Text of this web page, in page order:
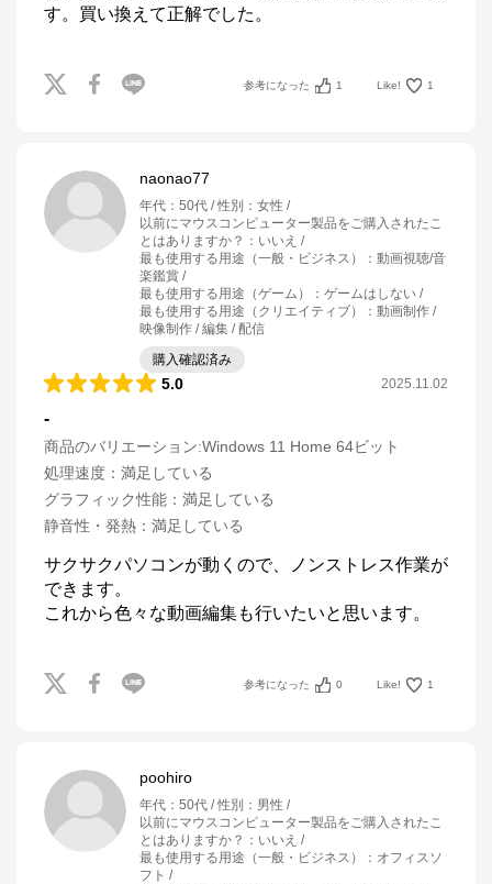
す。買い換えて正解でした。
参考になった 1 Like! 1
naonao77
年代 ： 50代 性別 ： 女性
以前にマウスコンピューター製品をご購入されたこ
とはありますか？ ： いいえ
最も使用する用途（一般・ビジネス）
： 動画視聴/音
楽鑑賞
最も使用する用途（ゲーム）
： ゲームはしない
最も使用する用途（クリエイティブ）
： 動画制作 /
映像制作 / 編集 / 配信
購入確認済み
5.0 2025.11.02
-
商品のバリエーション:Windows 11 Home 64ビット
処理速度 ： 満足している
グラフィック性能 ： 満足している
静音性・発熱 ： 満足している
サクサクパソコンが動くので、ノンストレス作業が
できます。
これから色々な動画編集も行いたいと思います。
参考になった 0 Like! 1
poohiro
年代 ： 50代 性別 ： 男性
以前にマウスコンピューター製品をご購入されたこ
とはありますか？ ： いいえ
最も使用する用途（一般・ビジネス）
： オフィスソ
フト